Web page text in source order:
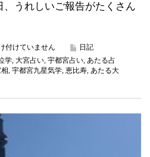
うれしいご報告がたくさん
付けていません
日記
学, 大宮占い, 宇都宮占い, あたる占
, 宇都宮九星気学, 恵比寿, あたる大